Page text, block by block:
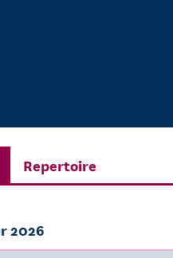
Repertoire
2026